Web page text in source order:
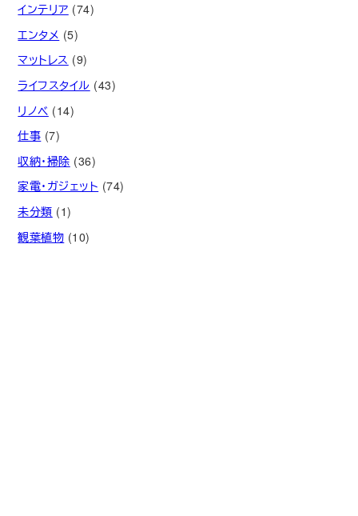
インテリア (74)
エンタメ (5)
マットレス (9)
ライフスタイル (43)
リノベ (14)
仕事 (7)
収納・掃除 (36)
家電・ガジェット (74)
未分類 (1)
観葉植物 (10)